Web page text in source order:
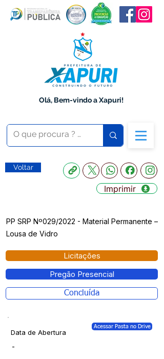
Olá, Bem-vindo a Xapuri!
Voltar
Imprimir
PP SRP Nº029/2022 - Material Permanente –
Lousa de Vidro
Licitações
Pregão Presencial
Concluída
Data de Abertura
Acessar Pasta no Drive
-